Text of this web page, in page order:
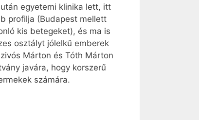
egyetemi klinika lett, itt
profilja (Budapest mellett
kis betegeket), és ma is
osztályt jólelkű emberek
Márton és Tóth Márton
javára, hogy korszerű
számára.